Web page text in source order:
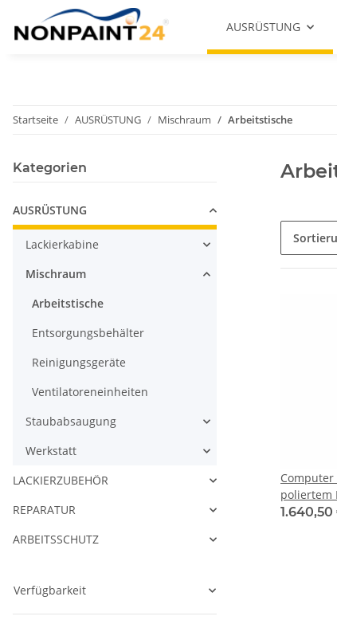
AUSRÜSTUNG
Startseite AUSRÜSTUNG Mischraum Arbeitstische
Computer
poliertem
Kategorien
AUSRÜSTUNG
Lackierkabine
Mischraum
Arbeitstische
Entsorgungsbehälter
Reinigungsgeräte
Ventilatoreneinheiten
Staubabsaugung
Werkstatt
LACKIERZUBEHÖR
REPARATUR
ARBEITSSCHUTZ
Verfügbarkeit